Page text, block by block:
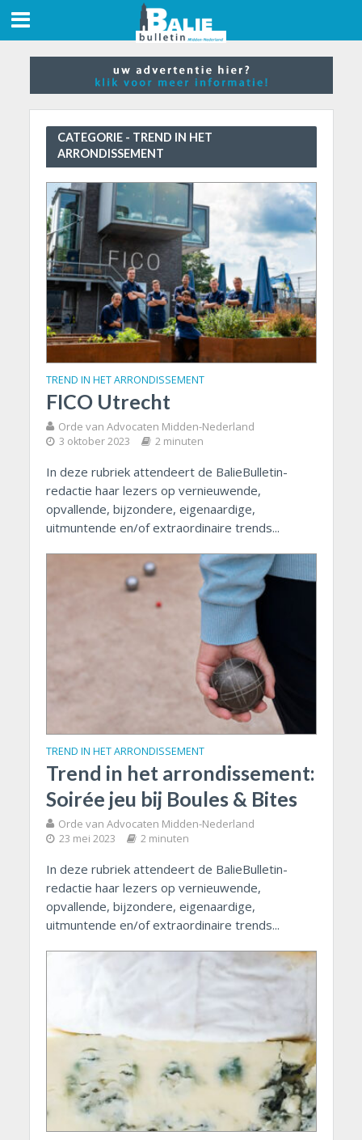
CATEGORIE - TREND IN HET
ARRONDISSEMENT
TREND IN HET ARRONDISSEMENT
FICO Utrecht
Orde van Advocaten Midden-Nederland
3 oktober 2023 2 minuten
In deze rubriek attendeert de BalieBulletin-
redactie haar lezers op vernieuwende,
opvallende, bijzondere, eigenaardige,
uitmuntende en/of extraordinaire trends...
TREND IN HET ARRONDISSEMENT
Trend in het arrondissement:
Soirée jeu bij Boules & Bites
Orde van Advocaten Midden-Nederland
23 mei 2023 2 minuten
In deze rubriek attendeert de BalieBulletin-
redactie haar lezers op vernieuwende,
opvallende, bijzondere, eigenaardige,
uitmuntende en/of extraordinaire trends...